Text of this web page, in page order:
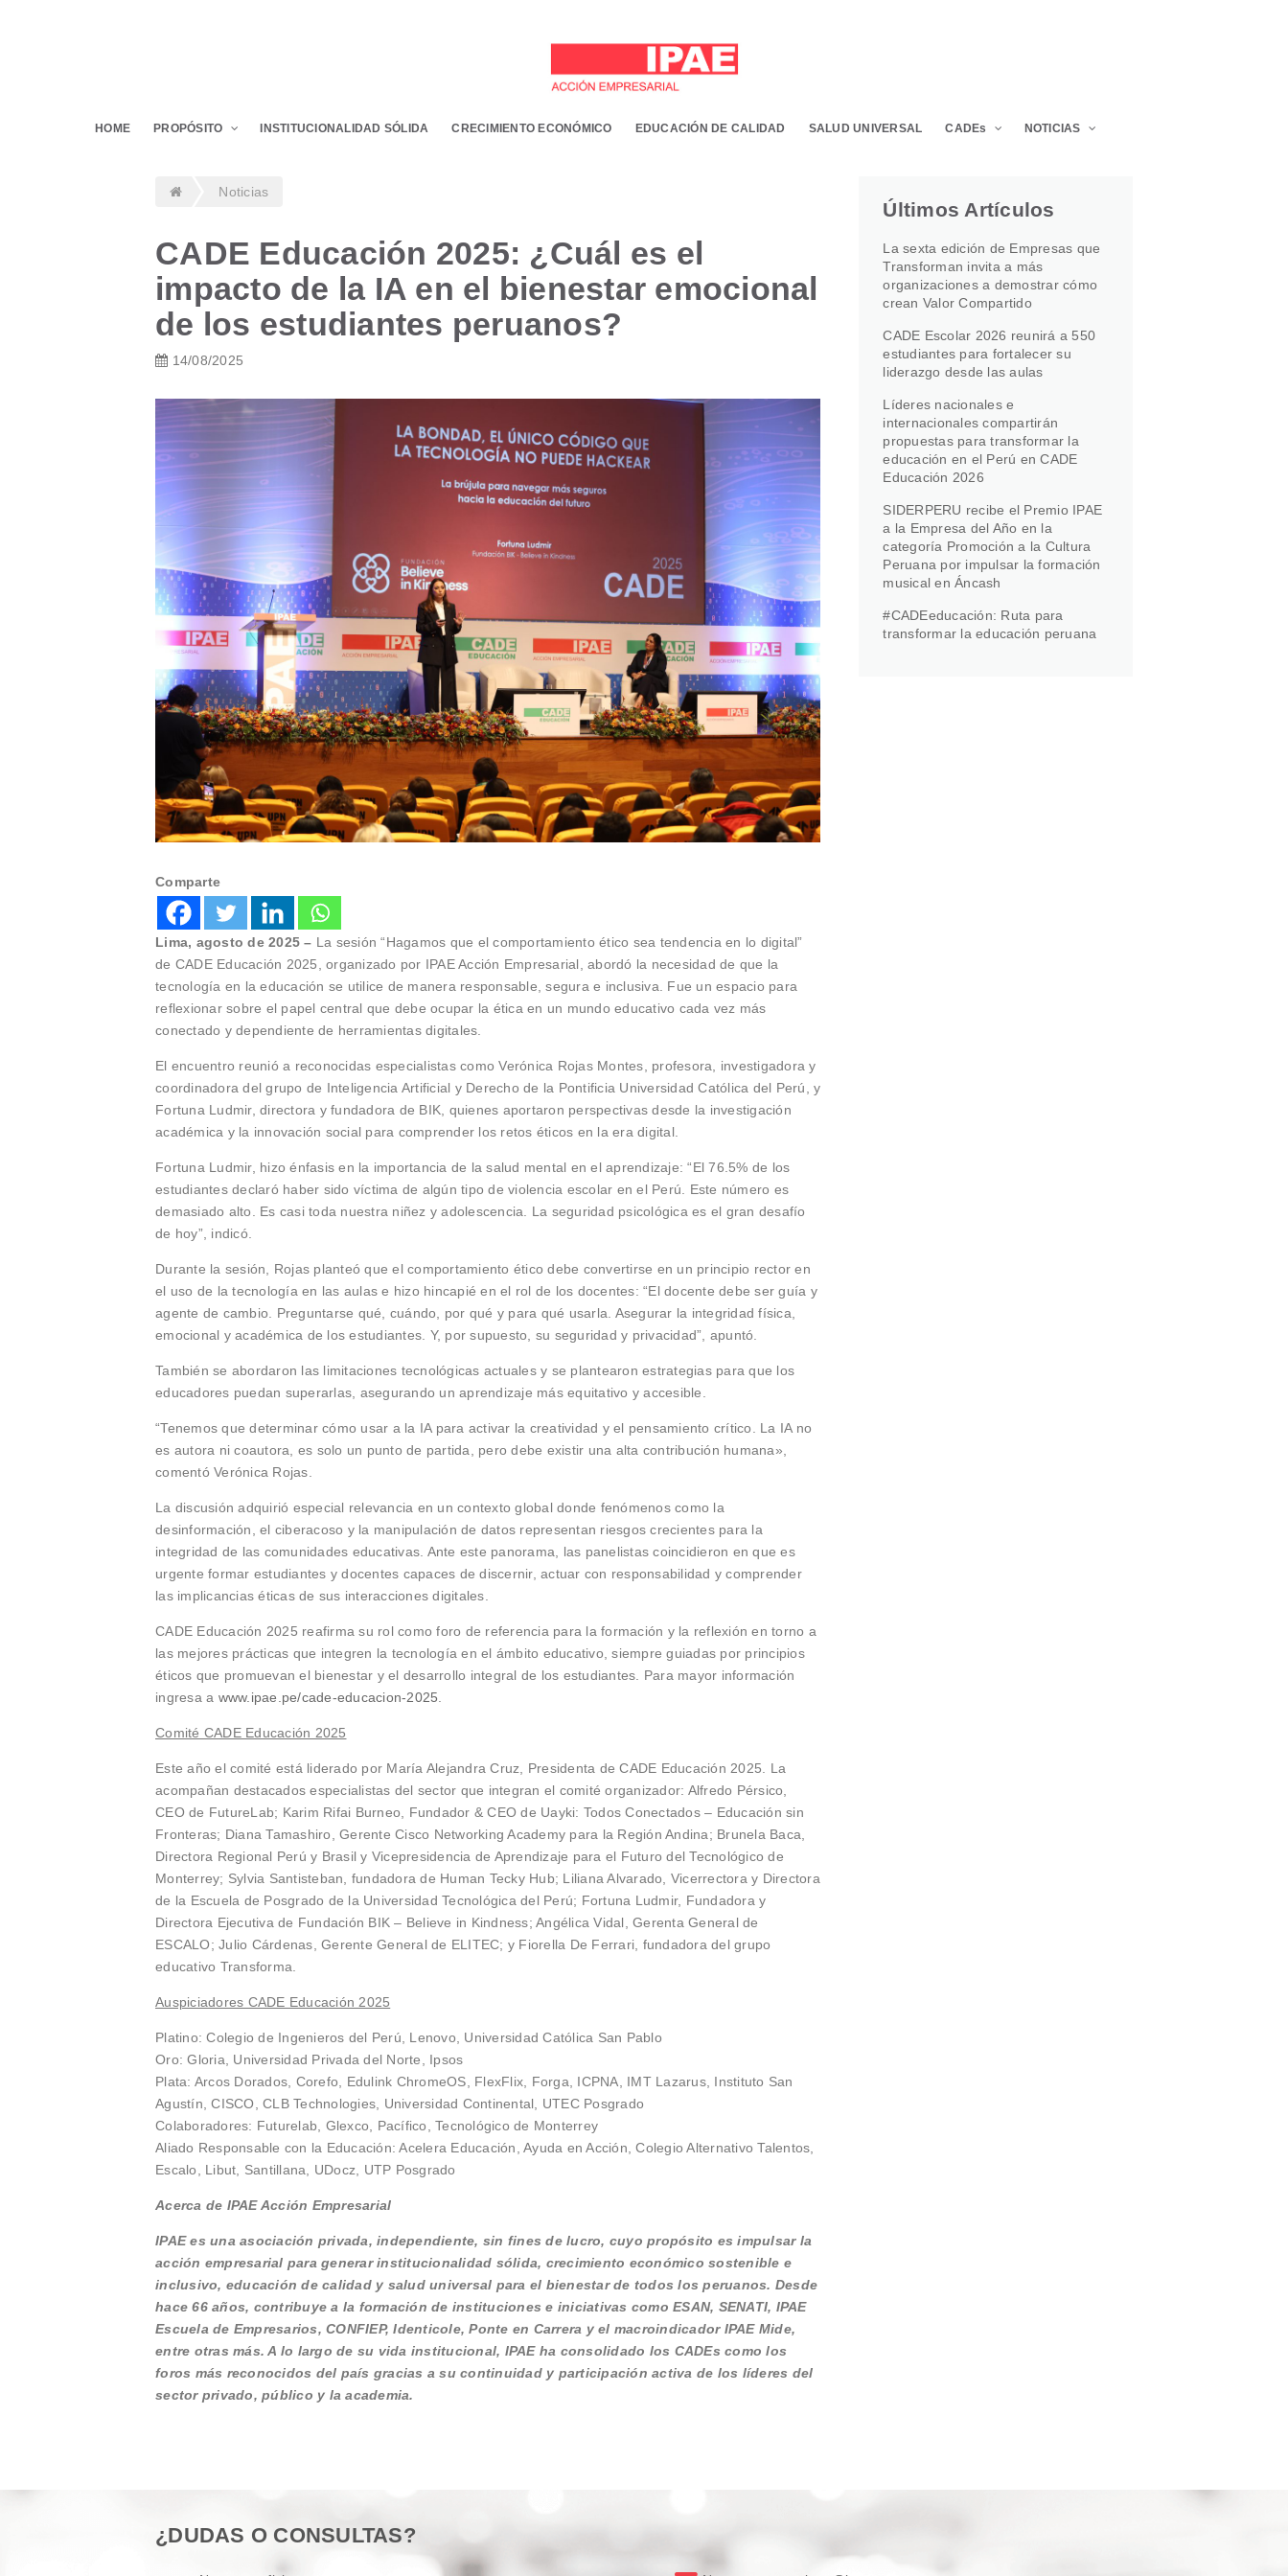
HOME PROPÓSITO INSTITUCIONALIDAD SÓLIDA CRECIMIENTO ECONÓMICO EDUCACIÓN DE CALIDAD SALUD UNIVERSAL CADEs NOTICIAS
Noticias
CADE Educación 2025: ¿Cuál es el
impacto de la IA en el bienestar emocional
de los estudiantes peruanos?
14/08/2025
Comparte
Lima, agosto de 2025 – La sesión “Hagamos que el comportamiento ético sea tendencia en lo digital”
de CADE Educación 2025, organizado por IPAE Acción Empresarial, abordó la necesidad de que la
tecnología en la educación se utilice de manera responsable, segura e inclusiva. Fue un espacio para
reflexionar sobre el papel central que debe ocupar la ética en un mundo educativo cada vez más
conectado y dependiente de herramientas digitales.
El encuentro reunió a reconocidas especialistas como Verónica Rojas Montes, profesora, investigadora y
coordinadora del grupo de Inteligencia Artificial y Derecho de la Pontificia Universidad Católica del Perú, y
Fortuna Ludmir, directora y fundadora de BIK, quienes aportaron perspectivas desde la investigación
académica y la innovación social para comprender los retos éticos en la era digital.
Fortuna Ludmir, hizo énfasis en la importancia de la salud mental en el aprendizaje: “El 76.5% de los
estudiantes declaró haber sido víctima de algún tipo de violencia escolar en el Perú. Este número es
demasiado alto. Es casi toda nuestra niñez y adolescencia. La seguridad psicológica es el gran desafío
de hoy”, indicó.
Durante la sesión, Rojas planteó que el comportamiento ético debe convertirse en un principio rector en
el uso de la tecnología en las aulas e hizo hincapié en el rol de los docentes: “El docente debe ser guía y
agente de cambio. Preguntarse qué, cuándo, por qué y para qué usarla. Asegurar la integridad física,
emocional y académica de los estudiantes. Y, por supuesto, su seguridad y privacidad”, apuntó.
También se abordaron las limitaciones tecnológicas actuales y se plantearon estrategias para que los
educadores puedan superarlas, asegurando un aprendizaje más equitativo y accesible.
“Tenemos que determinar cómo usar a la IA para activar la creatividad y el pensamiento crítico. La IA no
es autora ni coautora, es solo un punto de partida, pero debe existir una alta contribución humana»,
comentó Verónica Rojas.
La discusión adquirió especial relevancia en un contexto global donde fenómenos como la
desinformación, el ciberacoso y la manipulación de datos representan riesgos crecientes para la
integridad de las comunidades educativas. Ante este panorama, las panelistas coincidieron en que es
urgente formar estudiantes y docentes capaces de discernir, actuar con responsabilidad y comprender
las implicancias éticas de sus interacciones digitales.
CADE Educación 2025 reafirma su rol como foro de referencia para la formación y la reflexión en torno a
las mejores prácticas que integren la tecnología en el ámbito educativo, siempre guiadas por principios
éticos que promuevan el bienestar y el desarrollo integral de los estudiantes. Para mayor información
ingresa a www.ipae.pe/cade-educacion-2025
Comité CADE Educación 2025
Este año el comité está liderado por María Alejandra Cruz, Presidenta de CADE Educación 2025. La
acompañan destacados especialistas del sector que integran el comité organizador: Alfredo Pérsico,
CEO de FutureLab; Karim Rifai Burneo, Fundador & CEO de Uayki: Todos Conectados – Educación sin
Fronteras; Diana Tamashiro, Gerente Cisco Networking Academy para la Región Andina; Brunela Baca,
Directora Regional Perú y Brasil y Vicepresidencia de Aprendizaje para el Futuro del Tecnológico de
Monterrey; Sylvia Santisteban, fundadora de Human Tecky Hub; Liliana Alvarado, Vicerrectora y Directora
de la Escuela de Posgrado de la Universidad Tecnológica del Perú; Fortuna Ludmir, Fundadora y
Directora Ejecutiva de Fundación BIK – Believe in Kindness; Angélica Vidal, Gerenta General de
ESCALO; Julio Cárdenas, Gerente General de ELITEC; y Fiorella De Ferrari, fundadora del grupo
educativo Transforma.
Auspiciadores CADE Educación 2025
Platino: Colegio de Ingenieros del Perú, Lenovo, Universidad Católica San Pablo
Oro: Gloria, Universidad Privada del Norte, Ipsos
Plata: Arcos Dorados, Corefo, Edulink ChromeOS, FlexFlix, Forga, ICPNA, IMT Lazarus, Instituto San
Agustín, CISCO, CLB Technologies, Universidad Continental, UTEC Posgrado
Colaboradores: Futurelab, Glexco, Pacífico, Tecnológico de Monterrey
Aliado Responsable con la Educación: Acelera Educación, Ayuda en Acción, Colegio Alternativo Talentos,
Escalo, Libut, Santillana, UDocz, UTP Posgrado
Acerca de IPAE Acción Empresarial
IPAE es una asociación privada, independiente, sin fines de lucro, cuyo propósito es impulsar la
acción empresarial para generar institucionalidad sólida, crecimiento económico sostenible e
inclusivo, educación de calidad y salud universal para el bienestar de todos los peruanos. Desde
hace 66 años, contribuye a la formación de instituciones e iniciativas como ESAN, SENATI, IPAE
Escuela de Empresarios, CONFIEP, Identicole, Ponte en Carrera y el macroindicador IPAE Mide,
entre otras más. A lo largo de su vida institucional, IPAE ha consolidado los CADEs como los
foros más reconocidos del país gracias a su continuidad y participación activa de los líderes del
sector privado, público y la academia.
Últimos Artículos
La sexta edición de Empresas que
Transforman invita a más
organizaciones a demostrar cómo
crean Valor Compartido
CADE Escolar 2026 reunirá a 550
estudiantes para fortalecer su
liderazgo desde las aulas
Líderes nacionales e
internacionales compartirán
propuestas para transformar la
educación en el Perú en CADE
Educación 2026
SIDERPERU recibe el Premio IPAE
a la Empresa del Año en la
categoría Promoción a la Cultura
Peruana por impulsar la formación
musical en Áncash
#CADEeducación: Ruta para
transformar la educación peruana
¿DUDAS O CONSULTAS?